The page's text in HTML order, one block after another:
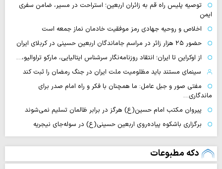
توصیه پلیس راه قم به زائران اربعین؛ استراحت در مسیر، ضامن سفری
ایمن
اخلاص و روحیه جهادی رمز موفقیت خادمان نماز جمعه است
حضور ۲۵ هزار زائر در مراسم جاماندگان اربعین حسینی در کربلای ایران
از اوکراین تا ایران؛ انتقاد روزنامه‌نگار سرشناس ایتالیایی، مارکو تراوالیو،…
سینمای مستند باید مظلومیت ملت ایران در جنگ رمضان را ثبت کند
مفتی صور و جبل عامل: ما همچنان با فکر و راه امام صدر برای
ماندگاری…
پیروان مکتب امام حسین(ع) هرگز در برابر ظالمان تسلیم نمی‌شوند
برگزاری باشکوه پیاده‌روی اربعین حسینی(ع) در سوله‌جای نیجریه
دکه مطبوعات